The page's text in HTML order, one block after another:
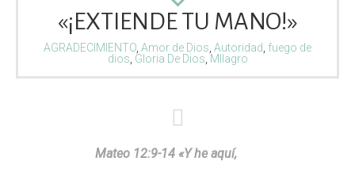
«¡EXTIENDE TU MANO!»
AGRADECIMIENTO Amor de Dios Autoridad fuego de
dios Gloria De Dios MIlagro
Mateo 12:9-14 «Y he aquí,